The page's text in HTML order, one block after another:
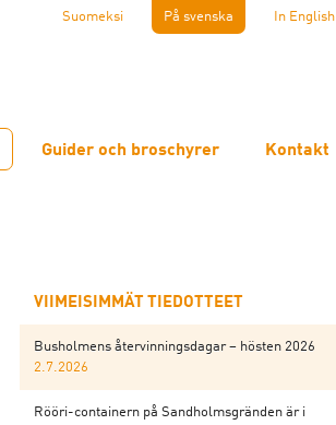
Suomeksi På svenska In English
Guider och broschyrer Kontakt
VIIMEISIMMÄT TIEDOTTEET
Busholmens återvinningsdagar – hösten 2026
2.7.2026
Rööri-containern på Sandholmsgränden är i